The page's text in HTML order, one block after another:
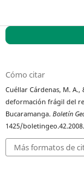
Cómo citar
Cuéllar Cárdenas, M. A.,
deformación frágil del
Bucaramanga.Boletín
1425/
Más formatos de